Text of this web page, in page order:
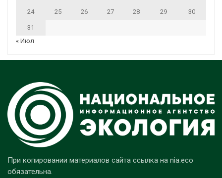
24 25 26 27 28 29 30
31
« Июл
При копировании материалов сайта ссылка на nia.eco
обязательна.